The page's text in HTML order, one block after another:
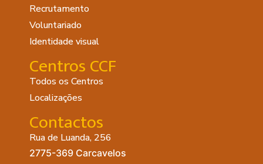
Recrutamento
Voluntariado
Identidade visual
Centros CCF
Todos os Centros
Localizações
Contactos
Rua de Luanda, 256
2775-369 Carcavelos